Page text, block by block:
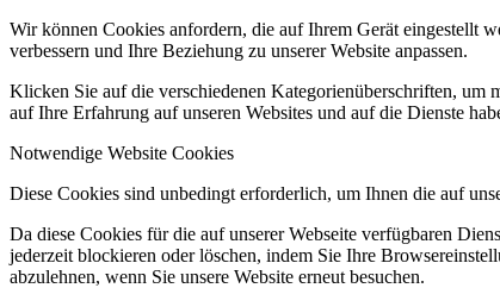
Wir können Cookies anfordern, die auf Ihrem Gerät eingestellt
verbessern und Ihre Beziehung zu unserer Website anpassen.
Klicken Sie auf die verschiedenen Kategorienüberschriften, um
auf Ihre Erfahrung auf unseren Websites und auf die Dienste
Notwendige Website Cookies
Diese Cookies sind unbedingt erforderlich, um Ihnen die auf
Da diese Cookies für die auf unserer Webseite verfügbaren
jederzeit blockieren oder löschen, indem Sie Ihre
abzulehnen, wenn Sie unsere Website erneut besuchen.